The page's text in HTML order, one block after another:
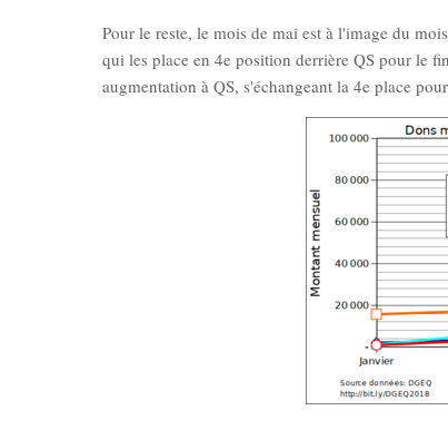
Pour le reste, le mois de mai est à l'image du
qui les place en 4e position derrière QS pour le
augmentation à QS, s'échangeant la 4e place